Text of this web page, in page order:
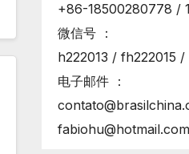
+86-18500280778 /
微信号 ：
h222013 / fh222015 /
电子邮件 ：